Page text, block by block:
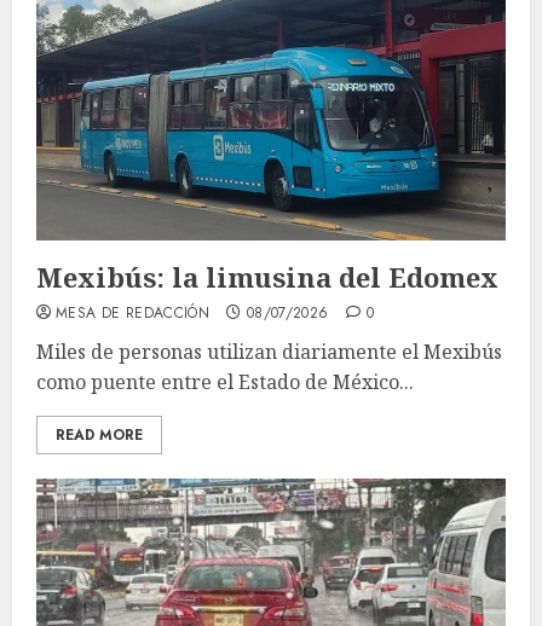
Mexibús: la limusina del Edomex
MESA DE REDACCIÓN 08/07/2026 0
Miles de personas utilizan diariamente el Mexibús
como puente entre el Estado de México...
READ MORE